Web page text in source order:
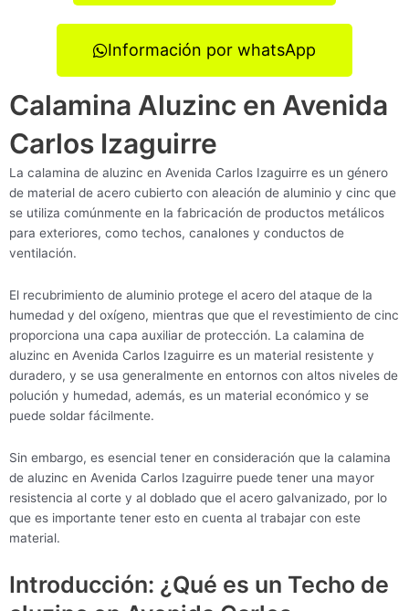
Información por whatsApp
Calamina Aluzinc en Avenida
Carlos Izaguirre
La calamina de aluzinc en Avenida Carlos Izaguirre es un género
de material de acero cubierto con aleación de aluminio y cinc que
se utiliza comúnmente en la fabricación de productos metálicos
para exteriores, como techos, canalones y conductos de
ventilación.
El recubrimiento de aluminio protege el acero del ataque de la
humedad y del oxígeno, mientras que que el revestimiento de cinc
proporciona una capa auxiliar de protección. La calamina de
aluzinc en Avenida Carlos Izaguirre es un material resistente y
duradero, y se usa generalmente en entornos con altos niveles de
polución y humedad, además, es un material económico y se
puede soldar fácilmente.
Sin embargo, es esencial tener en consideración que la calamina
de aluzinc en Avenida Carlos Izaguirre puede tener una mayor
resistencia al corte y al doblado que el acero galvanizado, por lo
que es importante tener esto en cuenta al trabajar con este
material.
Introducción: ¿Qué es un Techo de